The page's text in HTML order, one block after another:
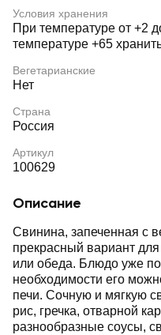
Условия хранения
При температуре от +2
температуре +65
Вегетарианские
Нет
Страна
Россия
Артикул
100629
Описание
Свинина, запеченная с
прекрасный вариант
или обеда. Блюдо уже
необходимости его
печи. Сочную и мягкую
рис, гречка, отварной
разнообразные соусы,